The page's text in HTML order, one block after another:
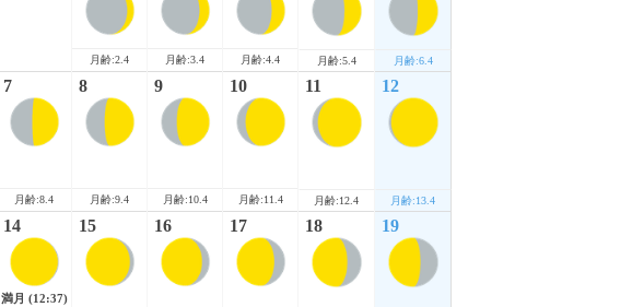
月齢:2.4 月齢:3.4 月齢:4.4 月齢:5.4 月齢:6.4
7
月齢:8.4
8
月齢:9.4
9
月齢:10.4
10
月齢:11.4
11
月齢:12.4
12
月齢:13.4
14
満月 (12:37)
15 16 17 18 19